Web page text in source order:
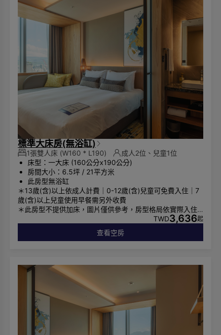
標準大床房(無浴缸)
1張雙人床 (W160 * L190)
成人2位、兒童1位
床型：一大床 (160公分x190公分)
房間大小：6.5坪 / 21平方米
此房型無浴缸
＊13歲(含)以上依成人計費｜0-12歲(含)兒童可免費入住｜7
歲(含)以上兒童使用早餐需另外收費
＊此房型不提供加床，圖片僅供參考，房型格局依實際入住
TWD3,636起
查看空房